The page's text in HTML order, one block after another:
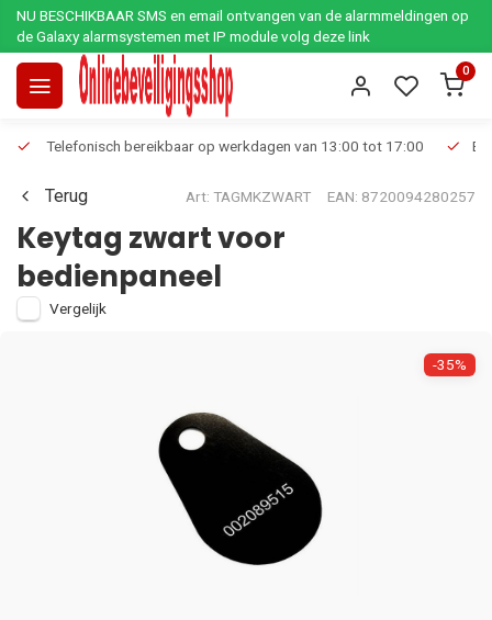
NU BESCHIKBAAR SMS en email ontvangen van de alarmmeldingen op
de Galaxy alarmsystemen met IP module volg deze link
0
Telefonisch bereikbaar op werkdagen van 13:00 tot 17:00
Terug Art: TAGMKZWART EAN: 8720094280257
Keytag zwart voor
bedienpaneel
Vergelijk
-35%